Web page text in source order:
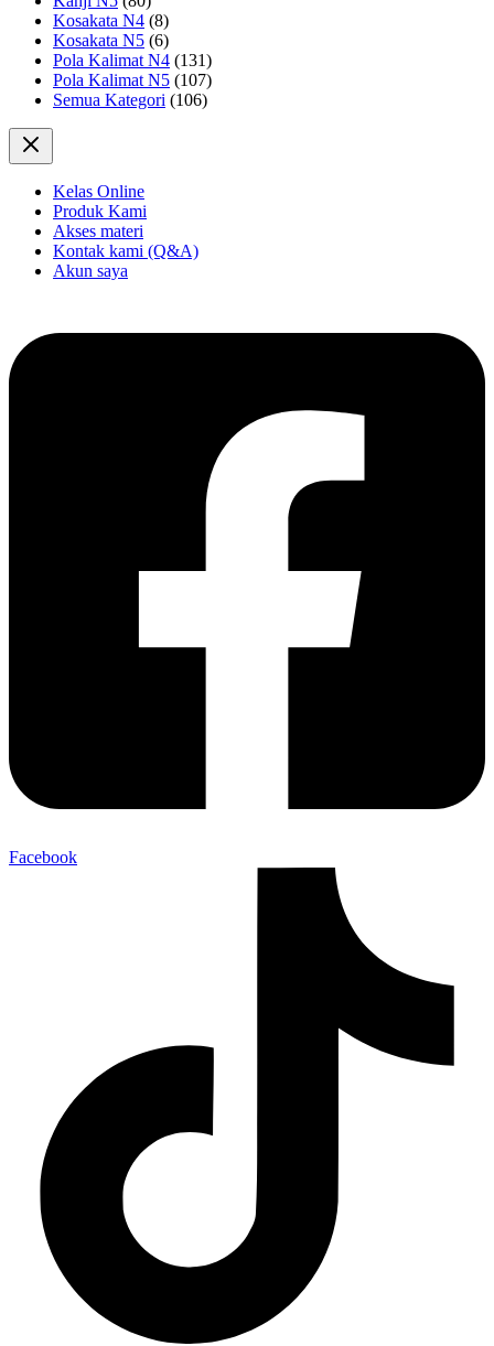
Kosakata N4 (8)
Kosakata N5 (6)
Pola Kalimat N4 (131)
Pola Kalimat N5 (107)
Semua Kategori (106)
Kelas Online
Produk Kami
Akses materi
Kontak kami (Q&A)
Akun saya
Facebook